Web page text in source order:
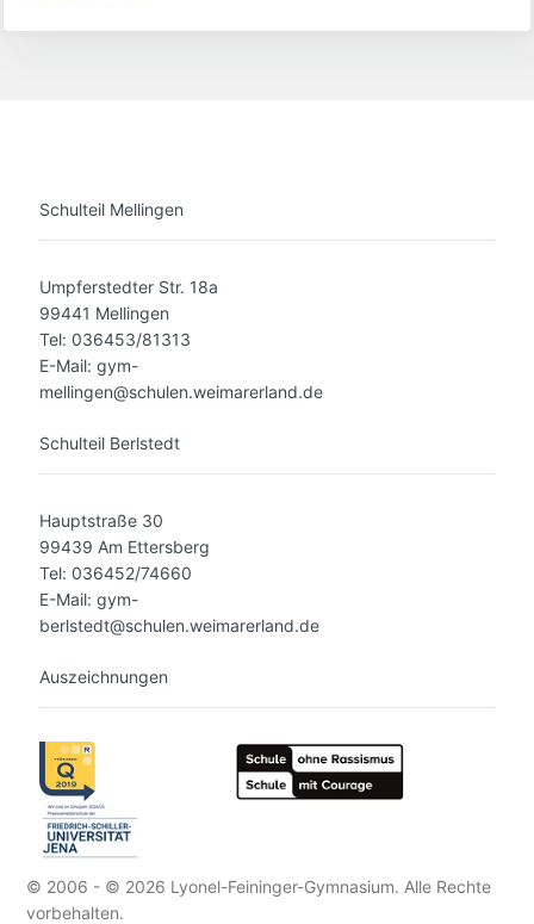
Schulteil Mellingen
Umpferstedter Str. 18a
99441 Mellingen
Tel: 036453/81313
E-Mail: gym-
mellingen@schulen.weimarerland.de
Schulteil Berlstedt
Hauptstraße 30
99439 Am Ettersberg
Tel: 036452/74660
E-Mail: gym-
berlstedt@schulen.weimarerland.de
Auszeichnungen
© 2006 - © 2026 Lyonel-Feininger-Gymnasium. Alle Rechte
vorbehalten.